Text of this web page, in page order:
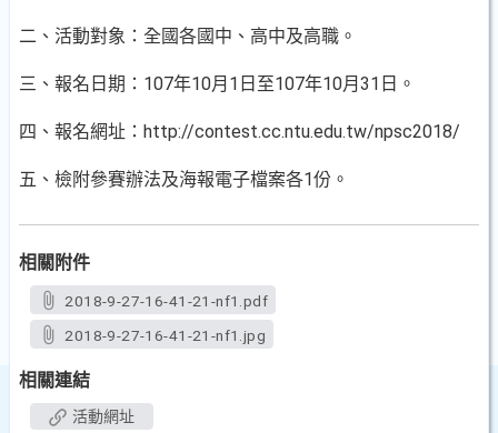
二、活動對象：全國各國中、高中及高職。
三、報名日期：107年10月1日至107年10月31日。
四、報名網址：http://contest.cc.ntu.edu.tw/npsc2018/
五、檢附參賽辦法及海報電子檔案各1份。
相關附件
2018-9-27-16-41-21-nf1.pdf
2018-9-27-16-41-21-nf1.jpg
相關連結
活動網址